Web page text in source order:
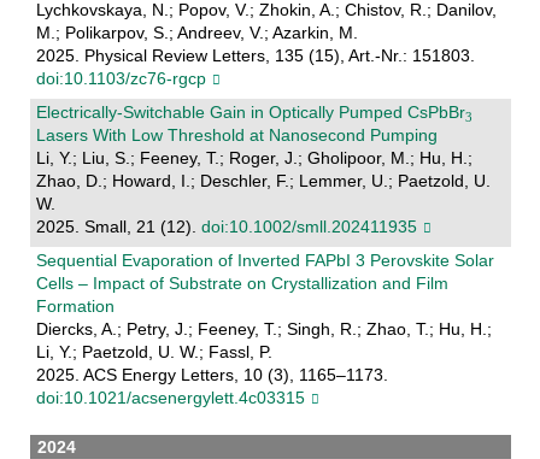
2025. Physical Review Letters, 135 (15), Art.-Nr.: 151803.
doi:10.1103/zc76-rgcp
Electrically‐Switchable Gain in Optically Pumped CsPbBr
Lasers With Low Threshold at Nanosecond Pumping
Li, Y.; Liu, S.; Feeney, T.; Roger, J.; Gholipoor, M.; Hu, H.;
Zhao, D.; Howard, I.; Deschler, F.; Lemmer, U.; Paetzold, U.
W.
2025. Small, 21 (12). doi:10.1002/smll.202411935
Sequential Evaporation of Inverted FAPbI 3 Perovskite Solar
Cells – Impact of Substrate on Crystallization and Film
Formation
Diercks, A.; Petry, J.; Feeney, T.; Singh, R.; Zhao, T.; Hu, H.;
Li, Y.; Paetzold, U. W.; Fassl, P.
2025. ACS Energy Letters, 10 (3), 1165–1173.
doi:10.1021/acsenergylett.4c03315
2024